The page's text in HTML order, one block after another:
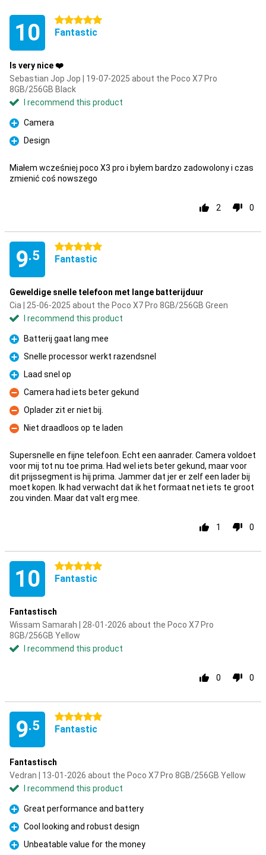
10 5 stars
Fantastic
Is very nice ❤️
Sebastian Jop Jop | 19-07-2025 about the Poco X7 Pro
8GB/256GB Black
I recommend this product
Pro
Camera
Pro
Design
Miałem wcześniej poco X3 pro i byłem bardzo zadowolony i czas
zmienić coś nowszego
2 0
9.5
5 stars
Fantastic
Geweldige snelle telefoon met lange batterijduur
Cia | 25-06-2025 about the Poco X7 Pro 8GB/256GB Green
I recommend this product
Pro
Batterij gaat lang mee
Pro
Snelle processor werkt razendsnel
Pro
Laad snel op
Con
Camera had iets beter gekund
Con
Oplader zit er niet bij.
Con
Niet draadloos op te laden
Supersnelle en fijne telefoon. Echt een aanrader. Camera voldoet
voor mij tot nu toe prima. Had wel iets beter gekund, maar voor
dit prijssegment is hij prima. Jammer dat jer er zelf een lader bij
moet kopen. Ik had verwacht dat ik het formaat net iets te groot
zou vinden. Maar dat valt erg mee.
1 0
10 5 stars
Fantastic
Fantastisch
Wissam Samarah | 28-01-2026 about the Poco X7 Pro
8GB/256GB Yellow
I recommend this product
0 0
9.5
5 stars
Fantastic
Fantastisch
Vedran | 13-01-2026 about the Poco X7 Pro 8GB/256GB Yellow
I recommend this product
Pro
Great performance and battery
Pro
Cool looking and robust design
Pro
Unbeatable value for the money